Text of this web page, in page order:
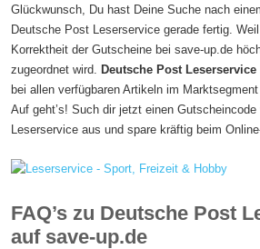
Glückwunsch, Du hast Deine Suche nach
Deutsche Post Leserservice gerade fertig.
Korrektheit der Gutscheine bei save-up.de
zugeordnet wird. Deutsche Post
bei allen verfügbaren Artikeln im
Auf geht’s! Such dir jetzt einen
Leserservice aus und spare kräftig beim
FAQ’s zu Deutsche Post
auf save-up.de